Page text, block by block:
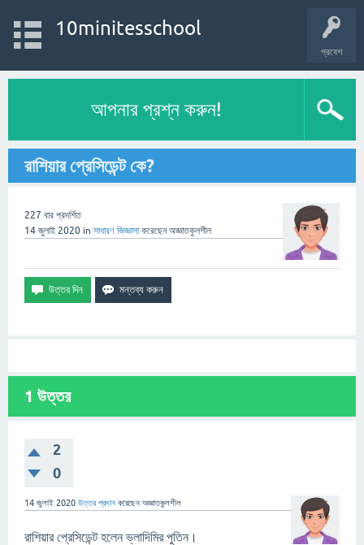
প্রবেশ
10minitesschool
আপনার প্রশ্ন করুন!
রাশিয়ার প্রেসিডেন্ট কে?
227 বার প্রদর্শিত
14 জুলাই 2020 in সাধারণ জিজ্ঞাসা করেছেনঅজ্ঞাতকুলশীল
1 উত্তর
2
0
14 জুলাই 2020 উত্তর প্রদান করেছেন অজ্ঞাতকুলশীল
রাশিয়ার প্রেসিডেন্ট হলেন ভ্লাদিমির পুতিন।